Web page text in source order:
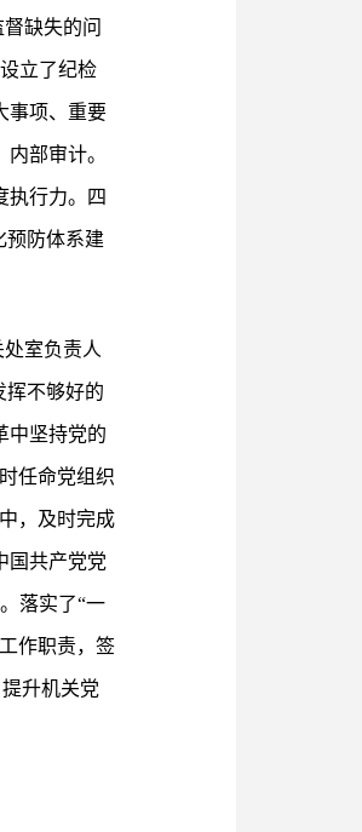
缺失的问
立了纪检
事项、重要
部审计。
执行力。四
预防体系建
室负责人
挥不够好的
中坚持党的
任命党组织
，及时完成
国共产党党
落实了“一
作职责，签
升机关党